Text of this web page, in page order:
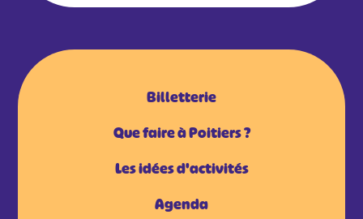
Billetterie
Que faire à Poitiers ?
Les idées d'activités
Agenda